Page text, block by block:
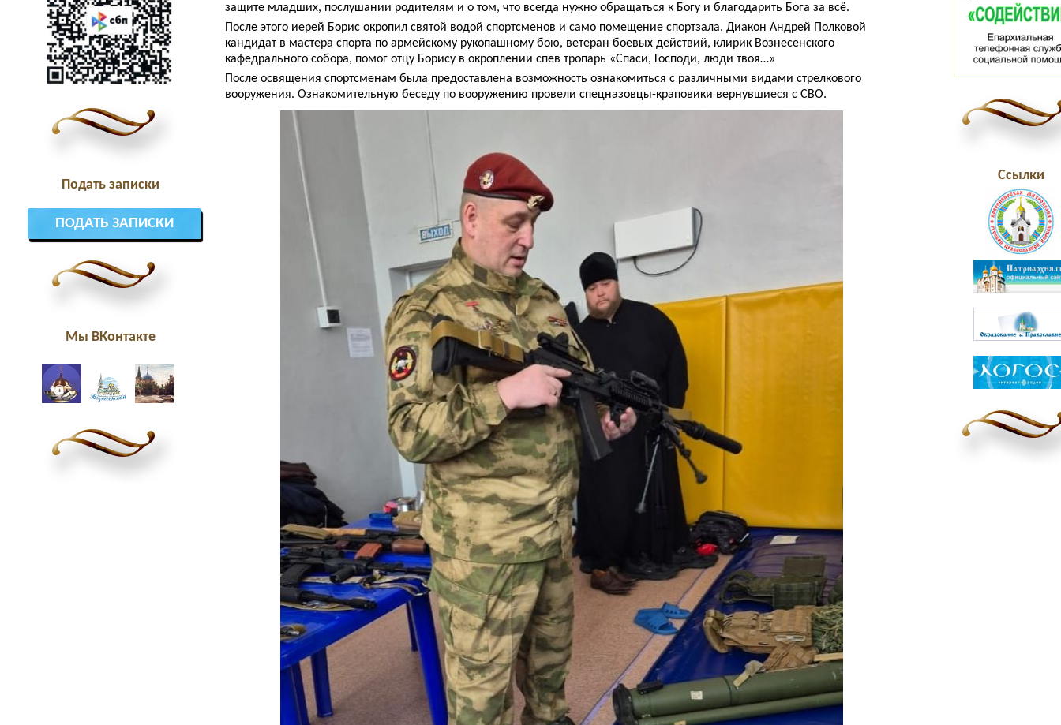
защите младших, послушании родителям и о том, что всегда нужно обращаться к Богу и благодарить Бога за всë.
После этого иерей Борис окропил святой водой спортсменов и само помещение спортзала. Диакон Андрей Полковой
кандидат в мастера спорта по армейскому рукопашному бою, ветеран боевых действий, клирик Вознесенского
кафедрального собора, помог отцу Борису в окроплении спев тропарь «Спаси, Господи, люди твоя…»
После освящения спортсменам была предоставлена возможность ознакомиться с различными видами стрелкового
вооружения. Ознакомительную беседу по вооружению провели спецназовцы-краповики вернувшиеся с СВО.
Подать записки
ПОДАТЬ ЗАПИСКИ
Мы ВКонтакте
Ссылки